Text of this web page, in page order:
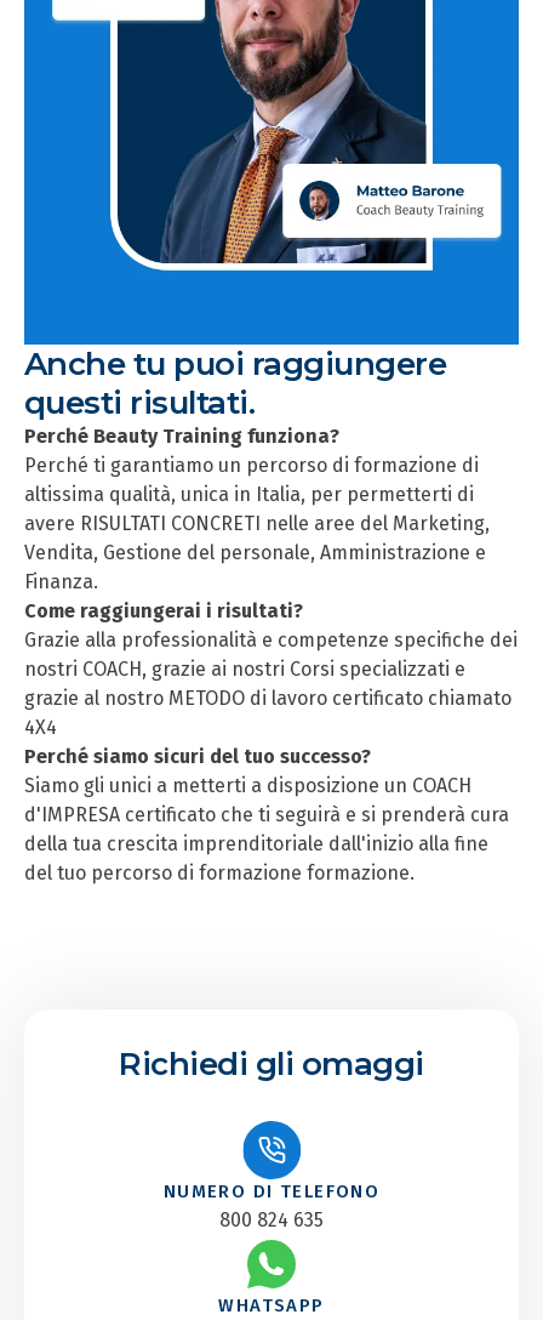
Anche tu puoi raggiungere
questi risultati.
Perché Beauty Training funziona?
Perché ti garantiamo un percorso di formazione di
altissima qualità, unica in Italia, per permetterti di
avere RISULTATI CONCRETI nelle aree del Marketing,
Vendita, Gestione del personale, Amministrazione e
Finanza.
Come raggiungerai i risultati?
Grazie alla professionalità e competenze specifiche dei
nostri COACH, grazie ai nostri Corsi specializzati e
grazie al nostro METODO di lavoro certificato chiamato
4X4
Perché siamo sicuri del tuo successo?
Siamo gli unici a metterti a disposizione un COACH
d'IMPRESA certificato che ti seguirà e si prenderà cura
della tua crescita imprenditoriale dall'inizio alla fine
del tuo percorso di formazione formazione.
Richiedi gli omaggi
NUMERO DI TELEFONO
800 824 635
WHATSAPP